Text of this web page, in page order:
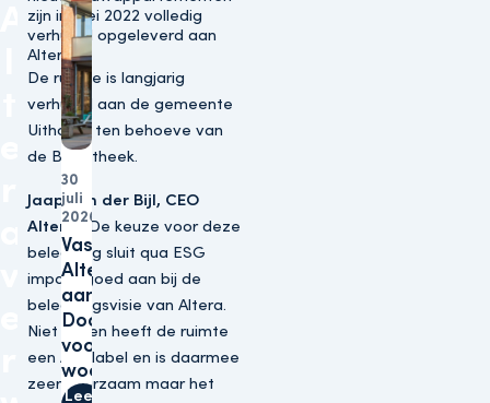
zijn in mei 2022 volledig
verhuurd opgeleverd aan
Altera.
De ruimte is langjarig
verhuurd aan de gemeente
Uithoorn ten behoeve van
de Bibliotheek.
Jaap van der Bijl, CEO
Altera: ‘De keuze voor deze
belegging sluit qua ESG
impact goed aan bij de
beleggingsvisie van Altera.
Niet alleen heeft de ruimte
een A++ label en is daarmee
zeer duurzaam maar het
Vastgoedbelegger
Altera sluit zich
aan bij
Doorzonconvenant
voor aanpak
woonfraude
30
juli
2026
Woningen
Lees